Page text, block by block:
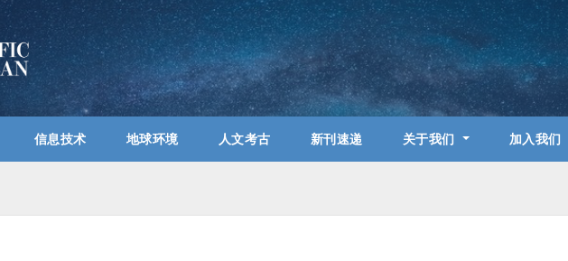
信息技术 地球环境 人文考古 新刊速递 关于我们 加入我们